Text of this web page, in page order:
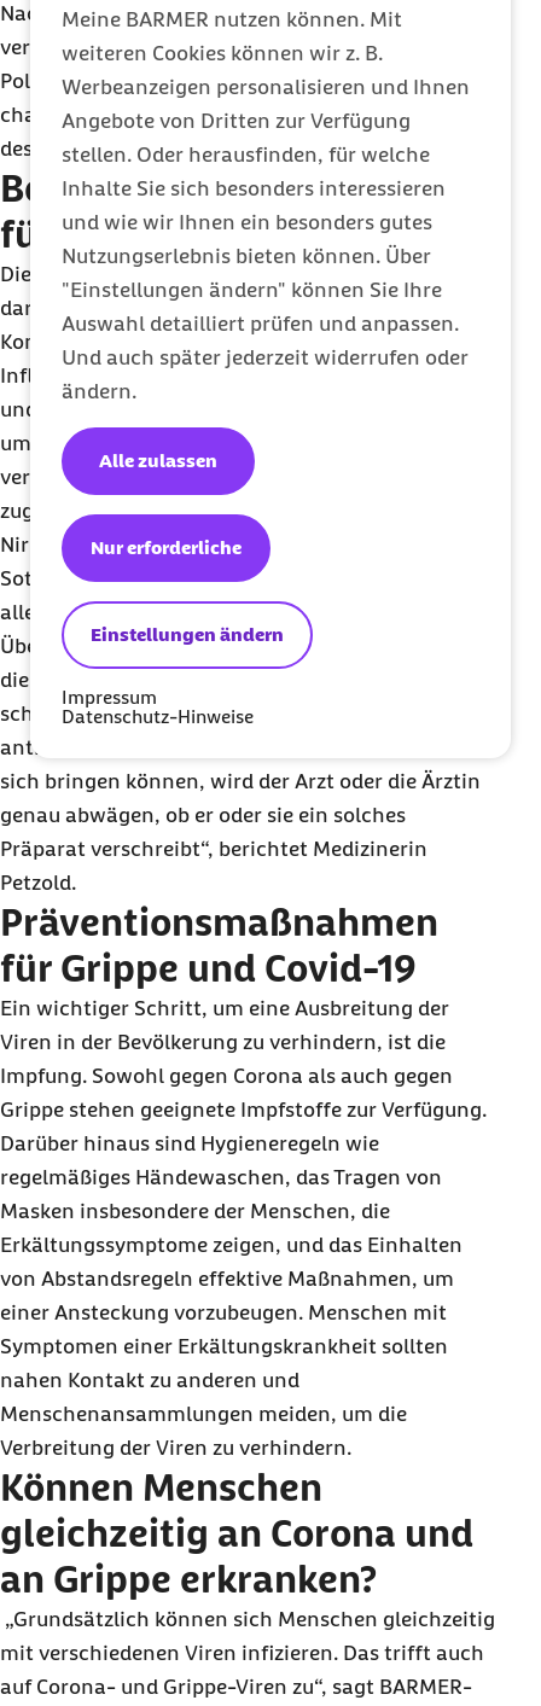
Meine BARMER nutzen können. Mit
weiteren Cookies können wir z. B.
Werbeanzeigen personalisieren und Ihnen
Angebote von Dritten zur Verfügung
stellen. Oder herausfinden, für welche
Inhalte Sie sich besonders interessieren
und wie wir Ihnen ein besonders gutes
Nutzungserlebnis bieten können. Über
"Einstellungen ändern" können Sie Ihre
Auswahl detailliert prüfen und anpassen.
Und auch später jederzeit widerrufen oder
ändern.
Einstellungen ändern
Nur erforderliche
Alle zulassen
Impressum
Datenschutz-Hinweise
Nachweis wird in der Regel ein PCR-Test
verwendet. Der Test beruht auf der sogenannten
Polymerase-Kettenreaktion (englisch: polymerase
chain reaction, kurz PCR), bei der das Erbmaterial
des jeweiligen Virus vervielfältigt wird.
Behandlungsmöglichkeiten
für Influenza und Covid-19
Die Behandlung von Grippe und Corona zielt
darauf ab, die Symptome zu lindern und
Komplikationen zu verhindern. Sowohl bei einer
Influenza als auch bei Corona können Ärztinnen
und Ärzte antivirale Medikamente verschreiben,
um die Dauer und Schwere der Erkrankung zu
verringern. „Zur Behandlung von Covid-19
zugelassen sind beispielsweise die Wirkstoffe
Nirmatrelvir/Ritonavir, Remdesivir sowie
Sotrovimab“, so Petzold. Diese Präparate helfen vor
allem Menschen mit Risikofaktoren wie
Übergewicht, hohem Alter oder Vorerkrankungen,
die in der Regel ein erhöhtes Risiko haben,
schwerer an der Corona zu erkranken. „Da diese
antiviralen Medikamente Nebenwirkungen mit
sich bringen können, wird der Arzt oder die Ärztin
genau abwägen, ob er oder sie ein solches
Präparat verschreibt“, berichtet Medizinerin
Petzold.
Präventionsmaßnahmen
für Grippe und Covid-19
Ein wichtiger Schritt, um eine Ausbreitung der
Viren in der Bevölkerung zu verhindern, ist die
Impfung. Sowohl gegen Corona als auch gegen
Grippe stehen geeignete Impfstoffe zur Verfügung.
Darüber hinaus sind Hygieneregeln wie
regelmäßiges Händewaschen, das Tragen von
Masken insbesondere der Menschen, die
Erkältungssymptome zeigen, und das Einhalten
von Abstandsregeln effektive Maßnahmen, um
einer Ansteckung vorzubeugen. Menschen mit
Symptomen einer Erkältungskrankheit sollten
nahen Kontakt zu anderen und
Menschenansammlungen meiden, um die
Verbreitung der Viren zu verhindern.
Können Menschen
gleichzeitig an Corona und
an Grippe erkranken?
„Grundsätzlich können sich Menschen gleichzeitig
mit verschiedenen Viren infizieren. Das trifft auch
auf Corona- und Grippe-Viren zu“, sagt BARMER-